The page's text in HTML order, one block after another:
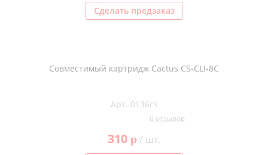
Сделать предзаказ
Совместимый картридж Cactus CS-CLI-8C
Арт. 0136cs
0 отзывов
310 p/ шт.